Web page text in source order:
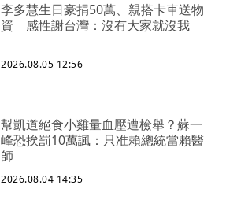
李多慧生日豪捐50萬、親搭卡車送物
資 感性謝台灣：沒有大家就沒我
2026.08.05 12:56
幫凱道絕食小雞量血壓遭檢舉？蘇一
峰恐挨罰10萬諷：只准賴總統當賴醫
師
2026.08.04 14:35